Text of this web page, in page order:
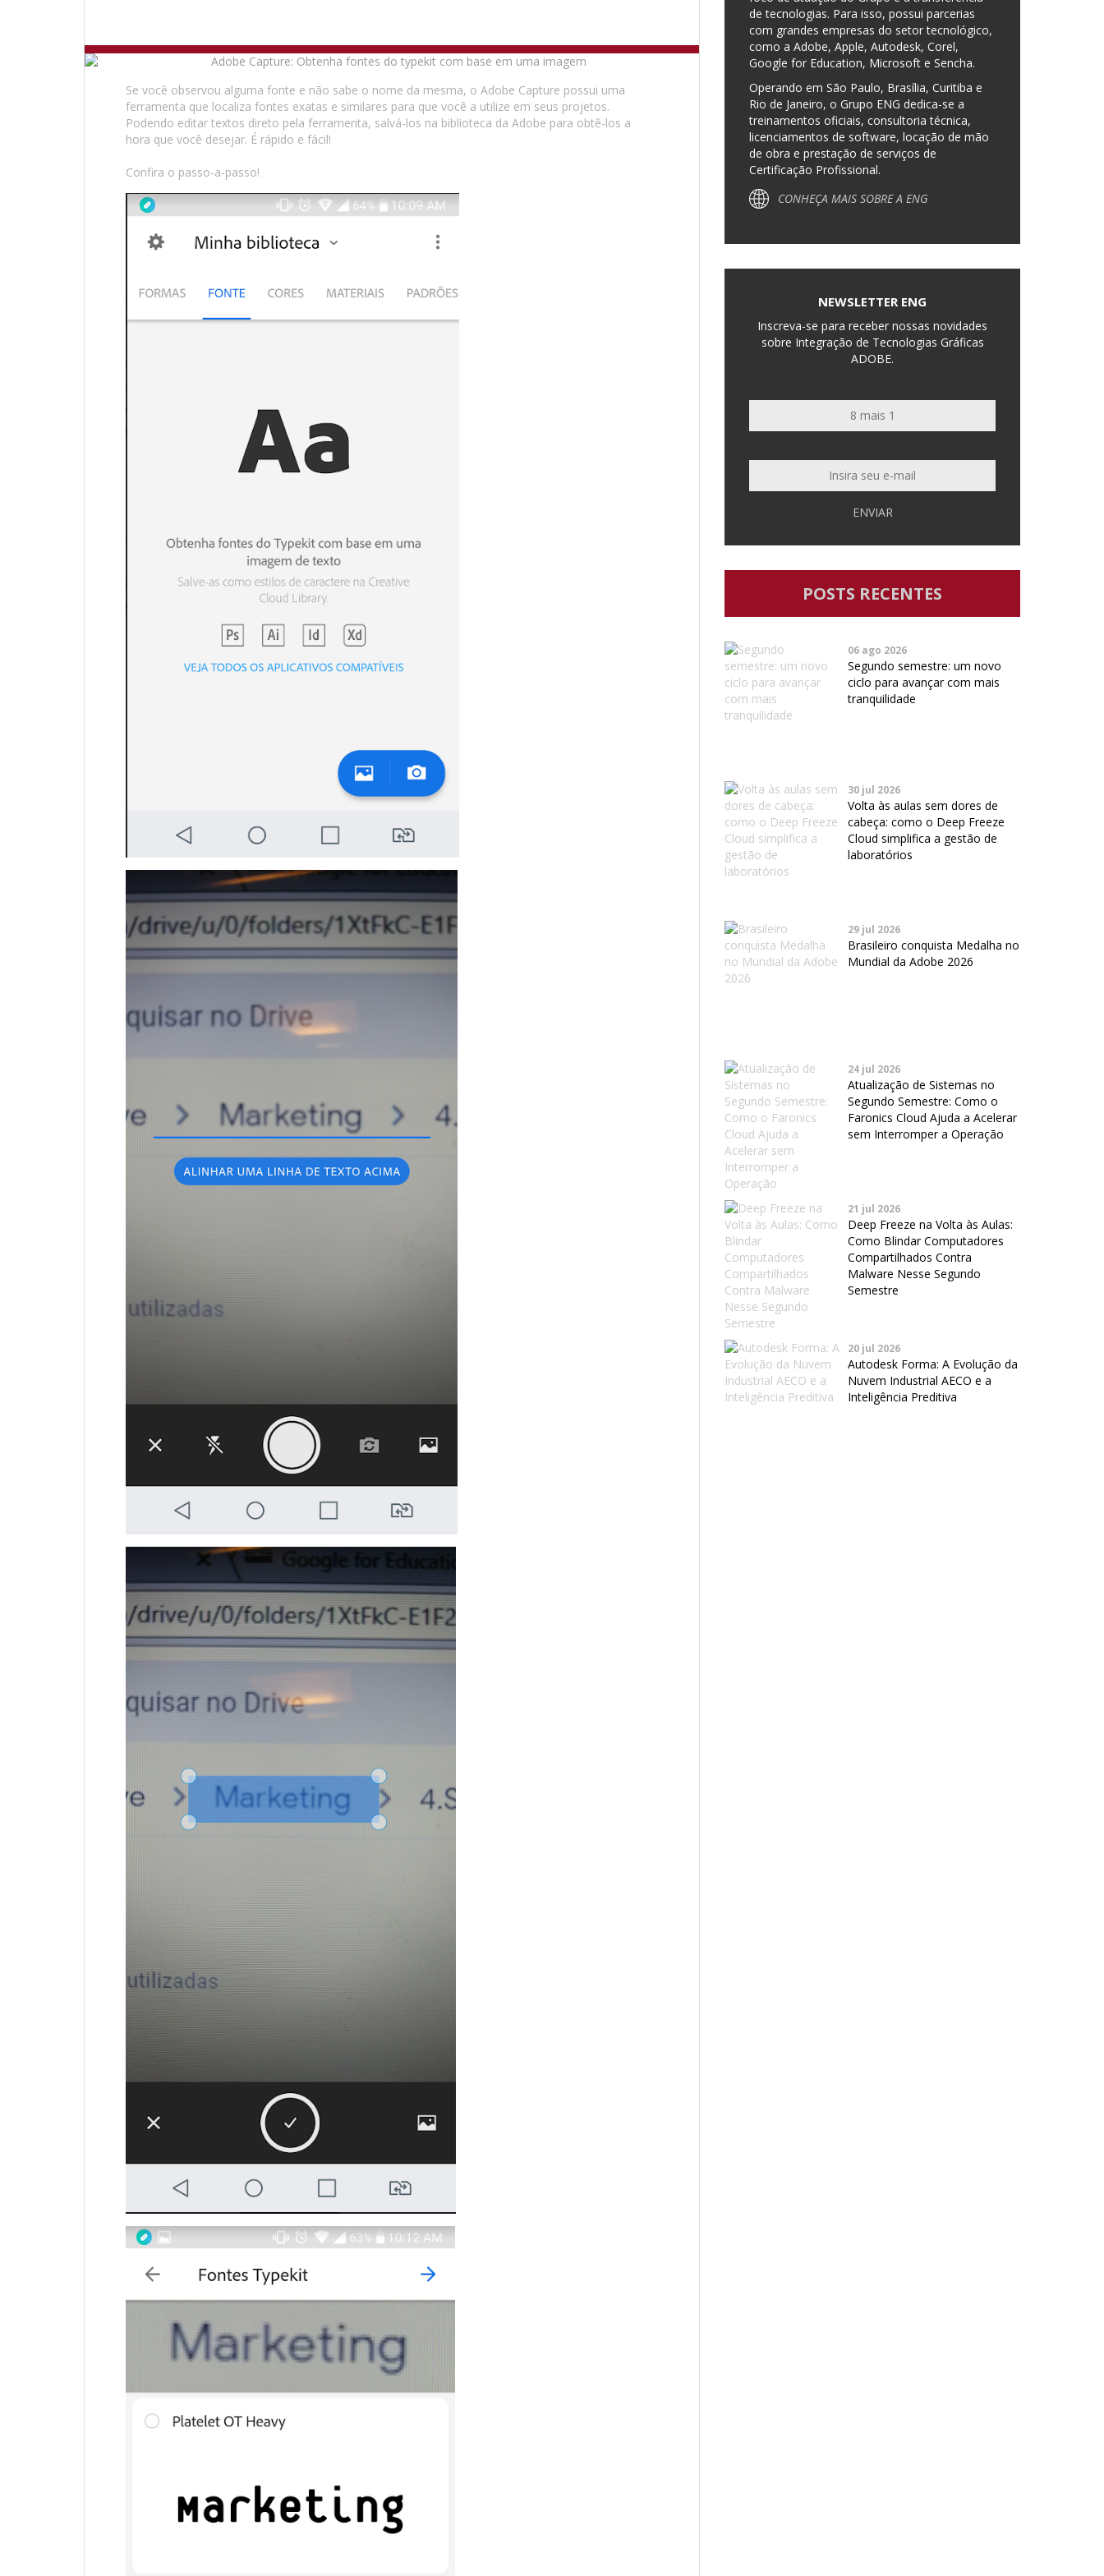
Se você observou alguma fonte e não sabe o nome da mesma, o Adobe Capture possui uma
ferramenta que localiza fontes exatas e similares para que você a utilize em seus projetos.
Podendo editar textos direto pela ferramenta, salvá-los na biblioteca da Adobe para obtê-los a
hora que você desejar. É rápido e fácil!
Confira o passo-a-passo!
de tecnologias. Para isso, possui parcerias
com grandes empresas do setor tecnológico,
como a Adobe, Apple, Autodesk, Corel,
Google for Education, Microsoft e Sencha.
Operando em São Paulo, Brasília, Curitiba e
Rio de Janeiro, o Grupo ENG dedica-se a
treinamentos oficiais, consultoria técnica,
licenciamentos de software, locação de mão
de obra e prestação de serviços de
Certificação Profissional.
CONHEÇA MAIS SOBRE A ENG
NEWSLETTER ENG
Inscreva-se para receber nossas novidades
sobre Integração de Tecnologias Gráficas
ADOBE.
ENVIAR
POSTS RECENTES
06 ago 2026
Segundo semestre: um novo
ciclo para avançar com mais
tranquilidade
30 jul 2026
Volta às aulas sem dores de
cabeça: como o Deep Freeze
Cloud simplifica a gestão de
laboratórios
29 jul 2026
Brasileiro conquista Medalha no
Mundial da Adobe 2026
24 jul 2026
Atualização de Sistemas no
Segundo Semestre: Como o
Faronics Cloud Ajuda a Acelerar
sem Interromper a Operação
21 jul 2026
Deep Freeze na Volta às Aulas:
Como Blindar Computadores
Compartilhados Contra
Malware Nesse Segundo
Semestre
20 jul 2026
Autodesk Forma: A Evolução da
Nuvem Industrial AECO e a
Inteligência Preditiva